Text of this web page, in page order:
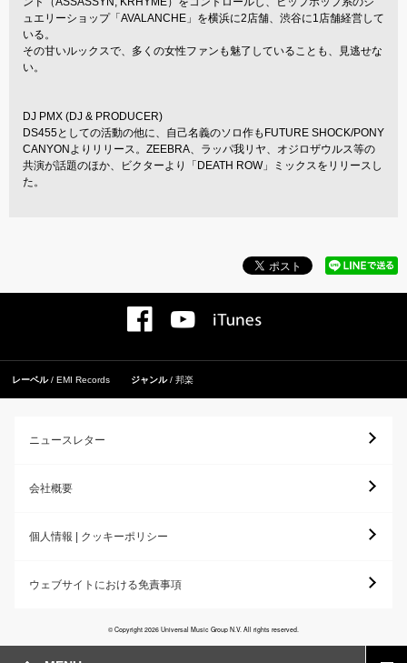
ュエリーショップ「AVALANCHE」を横浜に2店舗、渋谷に1店舗経営して
いる。
その甘いルックスで、多くの女性ファンも魅了していることも、見逃せな
い。
DJ PMX (DJ & PRODUCER)
DS455としての活動の他に、自己名義のソロ作もFUTURE SHOCK/PONY
CANYONよりリリース。ZEEBRA、ラッパ我リヤ、オジロザウルス等の
共演が話題のほか、ビクターより「DEATH ROW」ミックスをリリースし
た。
レーベル EMI Records ジャンル 邦楽
ニュースレター
会社概要
個人情報 | クッキーポリシー
ウェブサイトにおける免責事項
© Copyright 2026 Universal Music Group N.V. All rights reserved.